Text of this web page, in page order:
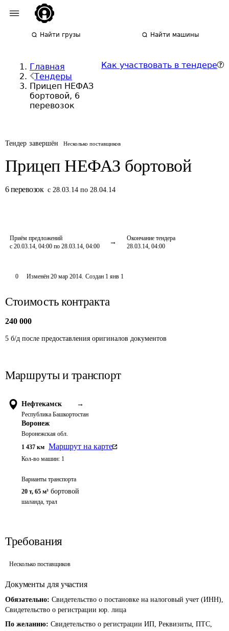
Найти грузы Найти машины
Главная
Тендеры
Прицеп НЕФАЗ
бортовой, 6
перевозок
Как участвовать в тендере
Тендер завершён Несколько поставщиков
Прицеп НЕФАЗ бортовой
6 перевозок с 28.03.14 по 28.04.14
Приём предложений
с 20.03.14, 04:00 по 28.03.14, 04:00
Окончание тендера
28.03.14, 04:00
0 Изменён 20 мар 2014. Создан 1 янв 1
Стоимость контракта
240 000
5 б/д после предоставления оригиналов документов
Маршруты и транспорт
Нефтекамск →
Республика Башкортостан
Воронеж
Воронежская обл.
1 437 км Маршрут на карте
Кол-во машин: 1
Варианты транспорта
20 т, 65 м³ бортовой
шаланда, трал
Требования
Несколько поставщиков
Документы для участия
Обязательно: Свидетельство о постановке на налоговый учет (ИНН),
Свидетельство о регистрации юр. лица
По желанию: Свидетельство о регистрации ИП, Реквизиты, ПТС,